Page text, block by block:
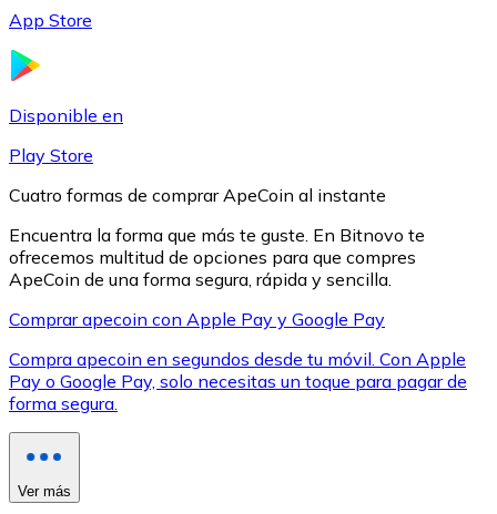
XRP
XRP
Ver todo
App Store
Disponible en
Play Store
Cuatro formas de comprar ApeCoin al instante
Encuentra la forma que más te guste. En Bitnovo te
ofrecemos multitud de opciones para que compres
ApeCoin de una forma segura, rápida y sencilla.
Comprar apecoin con Apple Pay y Google Pay
Compra apecoin en segundos desde tu móvil. Con Apple
Pay o Google Pay, solo necesitas un toque para pagar de
forma segura.
Ver más